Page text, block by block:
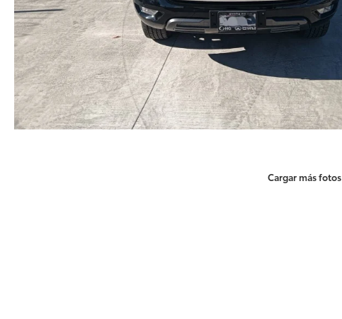
Cargar más fotos